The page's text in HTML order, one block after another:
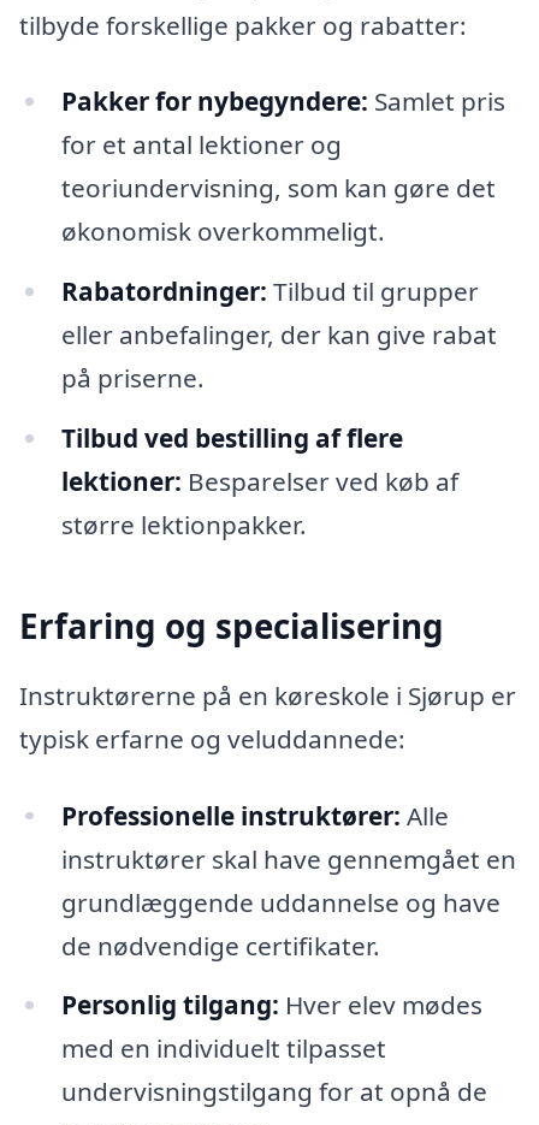
tilbyde forskellige pakker og rabatter:
Pakker for nybegyndere: Samlet pris
for et antal lektioner og
teoriundervisning, som kan gøre det
økonomisk overkommeligt.
Rabatordninger: Tilbud til grupper
eller anbefalinger, der kan give rabat
på priserne.
Tilbud ved bestilling af flere
lektioner: Besparelser ved køb af
større lektionpakker.
Erfaring og specialisering
Instruktørerne på en køreskole i Sjørup er
typisk erfarne og veluddannede:
Professionelle instruktører: Alle
instruktører skal have gennemgået en
grundlæggende uddannelse og have
de nødvendige certifikater.
Personlig tilgang: Hver elev mødes
med en individuelt tilpasset
undervisningstilgang for at opnå de